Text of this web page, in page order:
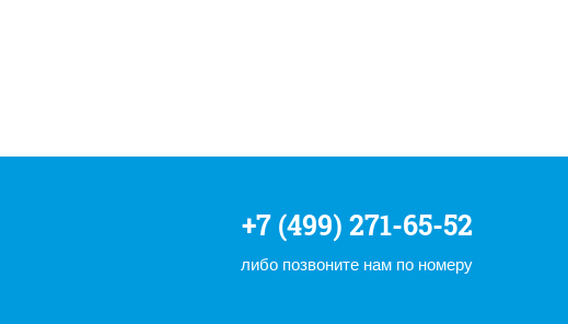
+7 (499) 271-65-52
либо позвоните нам по номеру